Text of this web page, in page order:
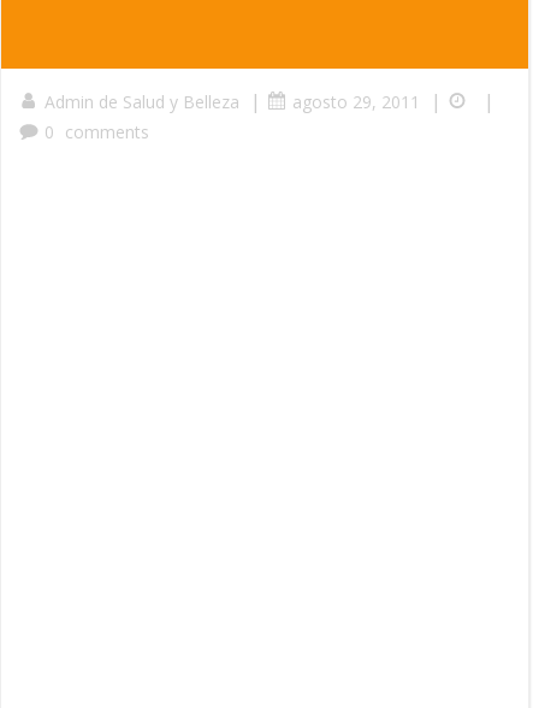
Admin de Salud y Belleza | agosto 29, 2011 | |
0 comments